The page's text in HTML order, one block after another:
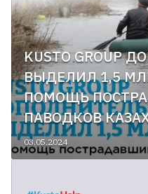
KUSTO GROUP
ВЫДЕЛИЛ 1,5
ПОМОЩЬ
ПАВОДКОВ
03.05.2024